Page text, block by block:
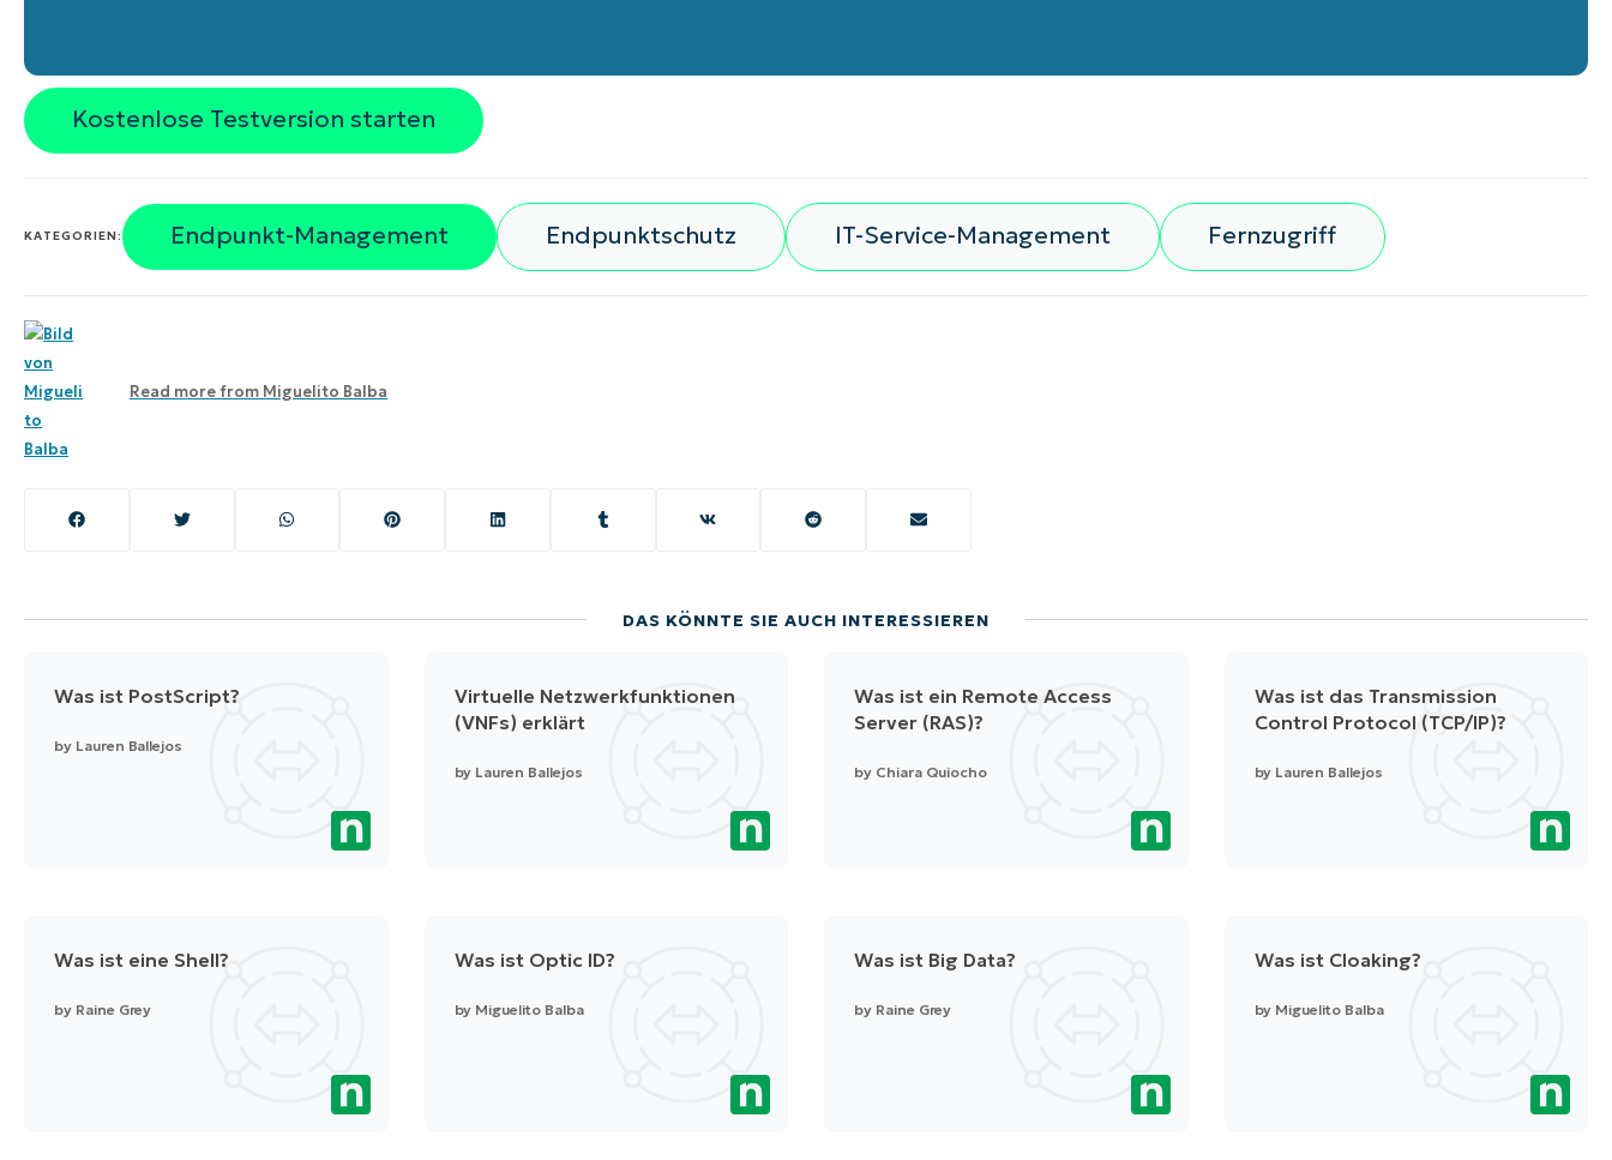
Kostenlose Testversion starten
KATEGORIEN: Endpunkt-Management Endpunktschutz IT-Service-Management Fernzugriff
Read more from Miguelito Balba
DAS KÖNNTE SIE AUCH INTERESSIEREN
Was ist PostScript?
by Lauren Ballejos
Virtuelle Netzwerkfunktionen
(VNFs) erklärt
by Lauren Ballejos
Was ist ein Remote Access
Server (RAS)?
by Chiara Quiocho
Was ist das Transmission
Control Protocol (TCP/IP)?
by Lauren Ballejos
Was ist eine Shell?
by Raine Grey
Was ist Optic ID?
by Miguelito Balba
Was ist Big Data?
by Raine Grey
Was ist Cloaking?
by Miguelito Balba